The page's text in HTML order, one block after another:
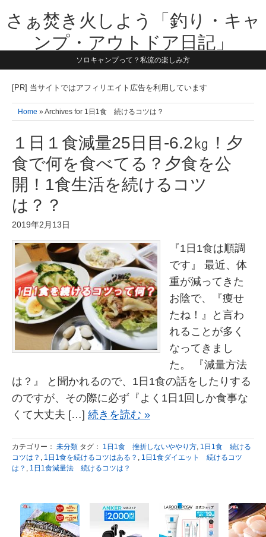
さぁ焚き火しよう「釣り・キャ
ンプ・アウトドア日記」
【テーマは子供と一緒に本気で遊ぶ】1981年うまれ・横浜在住。妻と3
す。同じ世代のお父さんに読んで頂けたら嬉しいです！よろしくお願い
ソロキャンプって？私流の楽しみ方
[PR] 当サイトではアフィリエイト広告を利用しています
Home » Archives for 1日1食 続けるコツは？
１日１食減量25日目-6.2㎏！夕
食で何を食べてる？夕食を公
開！1食生活を続けるコツ
は？？
2019年2月13日
『1日1食は順調
です』 最近、体
重が減ってきた
お陰で、『痩せ
たね！』と言わ
れることが多く
なってきまし
た。 『減量方法
は？』 と聞かれるので、1日1食の話をしたりする
のですが、その際に必ず『よく1日1回しか食事な
くて大丈夫 […] 続きを読む »
カテゴリー： 未分類 タグ： 1日1食 挫折しないややり方, 1日1食 続ける
コツは？ , 1日1食を続けるコツはある？ , 1日1食ダイエット 続けるコツ
は？ , 1日1食減量法 続けるコツは？